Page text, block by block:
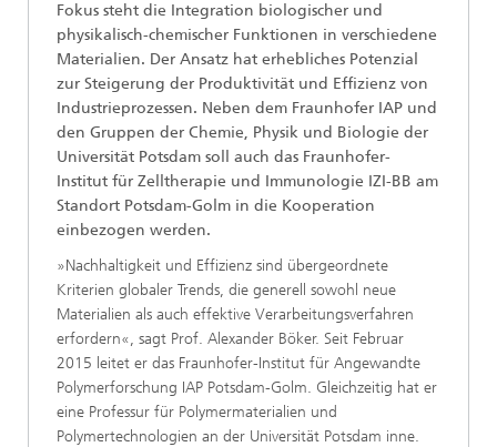
Fokus steht die Integration biologischer und
physikalisch-chemischer Funktionen in verschiedene
Materialien. Der Ansatz hat erhebliches Potenzial
zur Steigerung der Produktivität und Effizienz von
Industrieprozessen. Neben dem Fraunhofer IAP und
den Gruppen der Chemie, Physik und Biologie der
Universität Potsdam soll auch das Fraunhofer-
Institut für Zelltherapie und Immunologie IZI-BB am
Standort Potsdam-Golm in die Kooperation
einbezogen werden.
»Nachhaltigkeit und Effizienz sind übergeordnete
Kriterien globaler Trends, die generell sowohl neue
Materialien als auch effektive Verarbeitungsverfahren
erfordern«, sagt Prof. Alexander Böker. Seit Februar
2015 leitet er das Fraunhofer-Institut für Angewandte
Polymerforschung IAP Potsdam-Golm. Gleichzeitig hat er
eine Professur für Polymermaterialien und
Polymertechnologien an der Universität Potsdam inne.